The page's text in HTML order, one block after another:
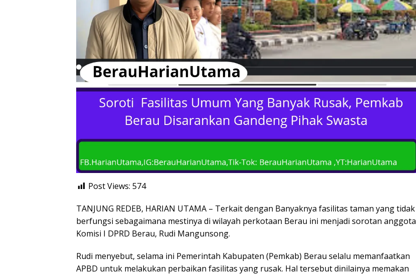
Post Views: 574
TANJUNG REDEB, HARIAN UTAMA – Terkait dengan Banyaknya fasilitas taman yang tidak
berfungsi sebagaimana mestinya di wilayah perkotaan Berau ini menjadi sorotan anggota
Komisi I DPRD Berau, Rudi Mangunsong.
Rudi menyebut, selama ini Pemerintah Kabupaten (Pemkab) Berau selalu memanfaatkan
APBD untuk melakukan perbaikan fasilitas yang rusak. Hal tersebut dinilainya memakan